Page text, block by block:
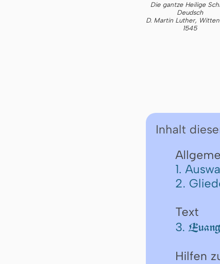
Die gantze Heilige
Deudsch
D. Martin Luther,
1545
Inhalt
1.
2.
Text
3.
Hilfen